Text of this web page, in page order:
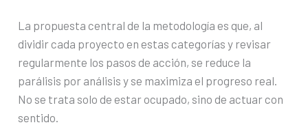
La propuesta central de la metodología es que, al
dividir cada proyecto en estas categorías y revisar
regularmente los pasos de acción, se reduce la
parálisis por análisis y se maximiza el progreso real.
No se trata solo de estar ocupado, sino de actuar con
sentido.